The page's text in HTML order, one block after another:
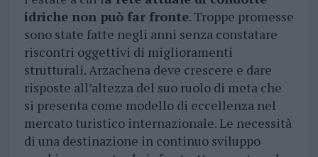
idriche non può far fronte. Troppe promesse
sono state fatte negli anni senza constatare
riscontri oggettivi di miglioramenti
strutturali. Arzachena deve crescere e dare
risposte all’altezza del suo ruolo di meta che
si presenta come modello di eccellenza nel
mercato turistico internazionale. Le necessità
di una destinazione in continuo sviluppo